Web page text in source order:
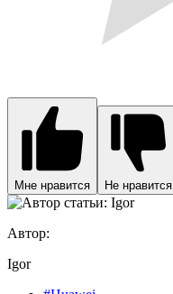
Мне нравится Не нравится
Автор:
Igor